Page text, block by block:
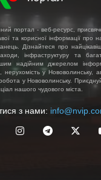
портал - веб-ресурс,
та корисної інформації про
Дізнайтеся про
інфраструктуру та
надійним джерелом
у Нововолинську,
у Нововолинську.
нашого чудового міста.
з нами: